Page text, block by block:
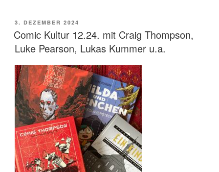
Rom“
von
Jaap
Heusden“
VERÖFFENTLICHT
AM
3. DEZEMBER 2024
Comic Kultur 12.24. mit Craig Thompson,
Luke Pearson, Lukas Kummer u.a.